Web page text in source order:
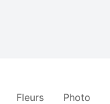
Fleurs Photo